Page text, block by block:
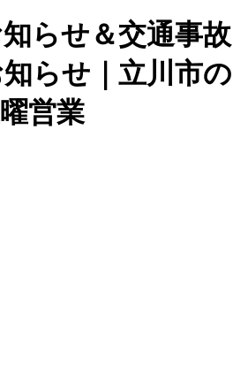
らせ＆交通事故
らせ｜立川市の
営業